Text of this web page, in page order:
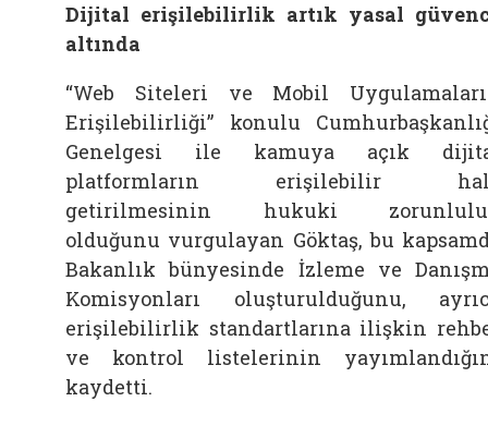
Dijital erişilebilirlik artık yasal
altında
“Web Siteleri ve Mobil
Erişilebilirliği” konulu
Genelgesi ile kamuya açık
platformların erişilebilir
getirilmesinin hukuki
olduğunu vurgulayan Göktaş, bu
Bakanlık bünyesinde İzleme ve
Komisyonları oluşturulduğunu,
erişilebilirlik standartlarına ilişkin
ve kontrol listelerinin
kaydetti.